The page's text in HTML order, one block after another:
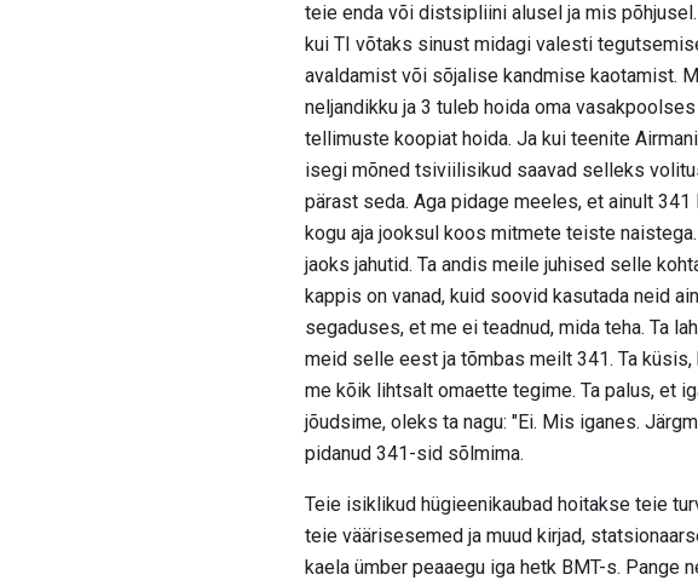
teie enda või distsipliini alusel ja mis
kui TI võtaks sinust midagi valesti
avaldamist või sõjalise kandmise kaotamist.
neljandikku ja 3 tuleb hoida oma
tellimuste koopiat hoida. Ja kui teenite
isegi mõned tsiviilisikud saavad selleks
pärast seda. Aga pidage meeles, et ainult
kogu aja jooksul koos mitmete teiste
jaoks jahutid. Ta andis meile juhised selle
kappis on vanad, kuid soovid kasutada neid
segaduses, et me ei teadnud, mida teha. Ta
meid selle eest ja tõmbas meilt 341. Ta
me kõik lihtsalt omaette tegime. Ta palus, et
jõudsime, oleks ta nagu: "Ei. Mis iganes.
pidanud 341-sid sõlmima.
Teie isiklikud hügieenikaubad hoitakse teie
teie väärisesemed ja muud kirjad,
kaela ümber peaaegu iga hetk BMT-s. Pange